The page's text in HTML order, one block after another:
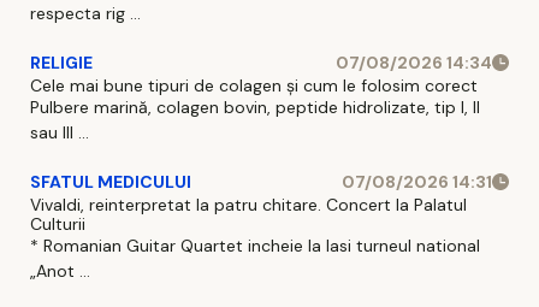
respecta rig ...
RELIGIE
07/08/2026 14:34
Cele mai bune tipuri de colagen și cum le folosim corect
Pulbere marină, colagen bovin, peptide hidrolizate, tip I, II
sau III ...
SFATUL MEDICULUI
07/08/2026 14:31
Vivaldi, reinterpretat la patru chitare. Concert la Palatul
Culturii
* Romanian Guitar Quartet incheie la Iasi turneul national
„Anot ...